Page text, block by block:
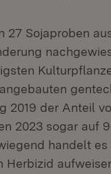
27 Sojaproben
2019 der Anteil
2023 sogar auf
handelt
Herbizid